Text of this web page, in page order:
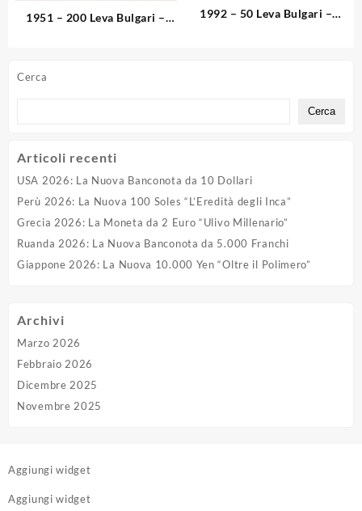
Cerca
Cerca
Articoli recenti
USA 2026: La Nuova Banconota da 10 Dollari
Perù 2026: La Nuova 100 Soles “L’Eredità degli Inca”
Grecia 2026: La Moneta da 2 Euro “Ulivo Millenario”
Ruanda 2026: La Nuova Banconota da 5.000 Franchi
Giappone 2026: La Nuova 10.000 Yen “Oltre il Polimero”
1951 – 200 Leva Bulgari –
1992 – 50 Leva Bulgari –
Archivi
Marzo 2026
Febbraio 2026
Dicembre 2025
Novembre 2025
Aggiungi widget
Aggiungi widget